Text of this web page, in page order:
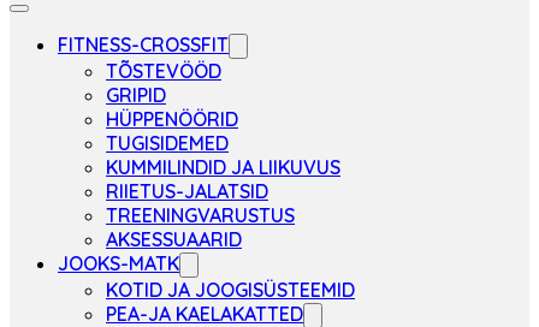
FITNESS-CROSSFIT
TÕSTEVÖÖD
GRIPID
HÜPPENÖÖRID
TUGISIDEMED
KUMMILINDID JA LIIKUVUS
RIIETUS-JALATSID
TREENINGVARUSTUS
AKSESSUAARID
JOOKS-MATK
KOTID JA JOOGISÜSTEEMID
PEA-JA KAELAKATTED